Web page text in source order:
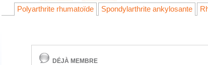
Polyarthrite rhumatoïde Spondylarthrite ankylosante
DÉJÀ MEMBRE